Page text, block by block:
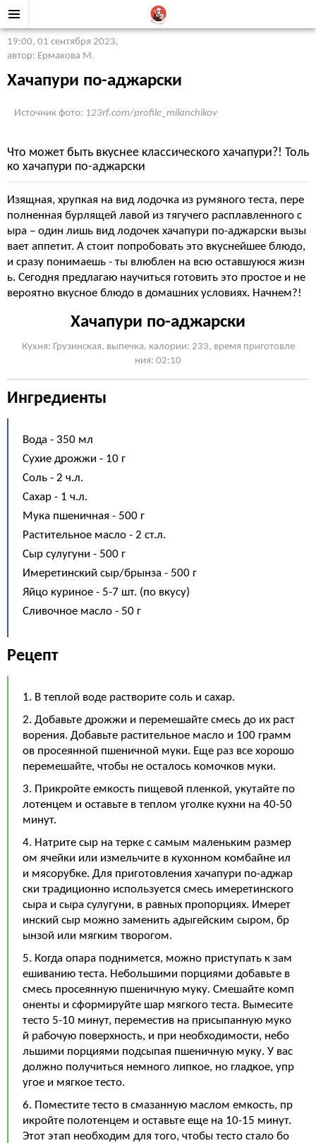
19:00, 01 сентября 2023,
автор: Ермакова М.
Хачапури по-аджарски
Источник фото: 123rf.com/profile_milanchikov
Что может быть вкуснее классического хачапури?! Толь
ко хачапури по-аджарски
Изящная, хрупкая на вид лодочка из румяного теста, пере
полненная бурлящей лавой из тягучего расплавленного с
ыра – один лишь вид лодочек хачапури по-аджарски вызы
вает аппетит. А стоит попробовать это вкуснейшее блюдо,
и сразу понимаешь - ты влюблен на всю оставшуюся жизн
ь. Сегодня предлагаю научиться готовить это простое и не
вероятно вкусное блюдо в домашних условиях. Начнем?!
Хачапури по-аджарски
Кухня: Грузинская, выпечка, калории: 233, время приготовле
ния: 02:10
Ингредиенты
Вода - 350 мл
Сухие дрожжи - 10 г
Соль - 2 ч.л.
Сахар - 1 ч.л.
Мука пшеничная - 500 г
Растительное масло - 2 ст.л.
Сыр сулугуни - 500 г
Имеретинский сыр/брынза - 500 г
Яйцо куриное - 5-7 шт. (по вкусу)
Сливочное масло - 50 г
Рецепт
1. В теплой воде растворите соль и сахар.
2. Добавьте дрожжи и перемешайте смесь до их раст
ворения. Добавьте растительное масло и 100 грамм
ов просеянной пшеничной муки. Еще раз все хорошо
перемешайте, чтобы не осталось комочков муки.
3. Прикройте емкость пищевой пленкой, укутайте по
лотенцем и оставьте в теплом уголке кухни на 40-50
минут.
4. Натрите сыр на терке с самым маленьким размер
ом ячейки или измельчите в кухонном комбайне ил
и мясорубке. Для приготовления хачапури по-аджар
ски традиционно используется смесь имеретинского
сыра и сыра сулугуни, в равных пропорциях. Имерет
инский сыр можно заменить адыгейским сыром, бр
ынзой или мягким творогом.
5. Когда опара поднимется, можно приступать к зам
ешиванию теста. Небольшими порциями добавьте в
смесь просеянную пшеничную муку. Смешайте комп
оненты и сформируйте шар мягкого теста. Вымесите
тесто 5-10 минут, переместив на присыпанную муко
й рабочую поверхность, и при необходимости, небо
льшими порциями подсыпая пшеничную муку. У вас
должно получиться немного липкое, но гладкое, упр
угое и мягкое тесто.
6. Поместите тесто в смазанную маслом емкость, пр
икройте полотенцем и оставьте еще на 10-15 минут.
Этот этап необходим для того, чтобы тесто стало бо